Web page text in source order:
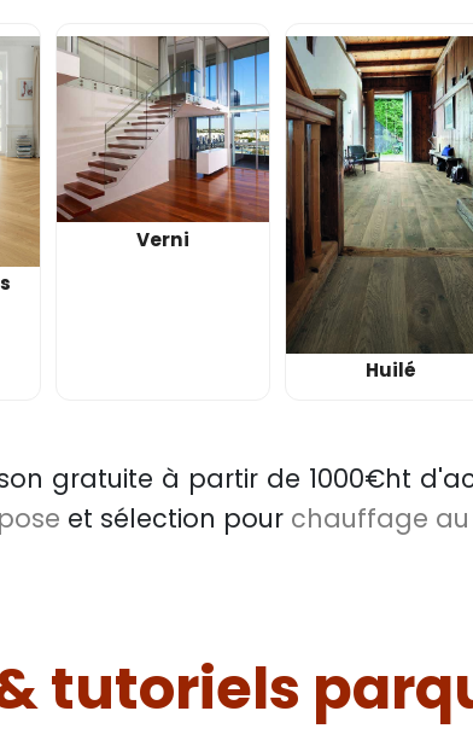
Verni
Huilé
gratuite à partir de 1000€ht
pose et sélection pour chauffage au
tutoriels